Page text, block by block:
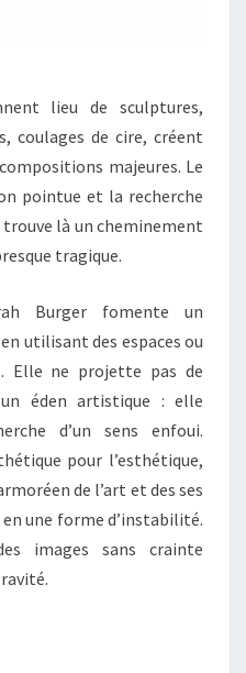
lieu de sculptures,
coulages de cire, créent
majeures. Le
pointue et la recherche
là un cheminement
tragique.
Burger fomente un
utilisant des espaces ou
Elle ne projette pas de
éden artistique : elle
d’un sens enfoui.
pour l’esthétique,
de l’art et des ses
une forme d’instabilité.
images sans crainte